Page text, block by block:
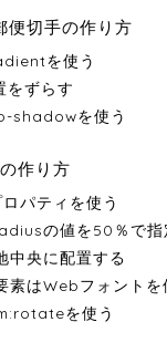
便切手の作り方
を使う
をずらす
shadowを使う
作り方
パティを使う
の値を50％で指
中央に配置する
素はWebフォントを
を使う